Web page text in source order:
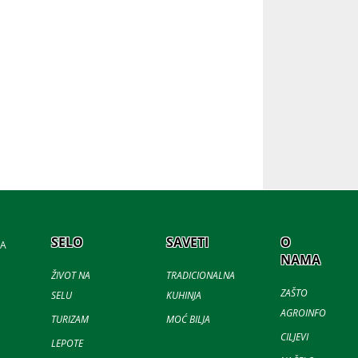
SELO
ŽIVOT NA
SELU
TURIZAM
LEPOTE
SAVETI
TRADICIONALNA
KUHINJA
MOĆ BILJA
O
NAMA
ZAŠTO
AGROINFO
CILJEVI